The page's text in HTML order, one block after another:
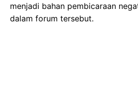
menjadi bahan pembicaraan
dalam forum tersebut.